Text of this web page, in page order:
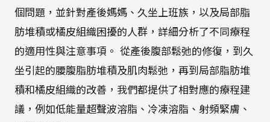
個問題，並針對產後媽媽、久坐上班族，以及局部脂
肪堆積或橘皮組織困擾的人群，詳細分析了不同療程
的適用性與注意事項。 從產後腹部鬆弛的修復，到久
坐引起的腰腹脂肪堆積及肌肉鬆弛，再到局部脂肪堆
積和橘皮組織的改善，我們都提供了相對應的療程建
議，例如低能量超聲波溶脂、冷凍溶脂、射頻緊膚、